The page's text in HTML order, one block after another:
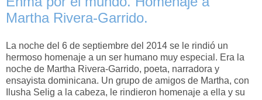
Martha Rivera-Garrido.
La noche del 6 de septiembre del 2014 se le rindió un
hermoso homenaje a un ser humano muy especial. Era la
noche de Martha Rivera-Garrido, poeta, narradora y
ensayista dominicana. Un grupo de amigos de Martha, con
Ilusha Selig a la cabeza, le rindieron homenaje a ella y su